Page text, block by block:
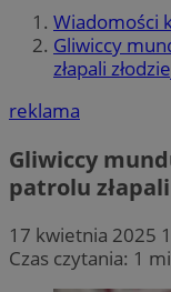
Wiadomości
Gliwiccy
złapali
reklama
Gliwiccy
patrolu
17 kwietnia 2025
Czas czytania: 1